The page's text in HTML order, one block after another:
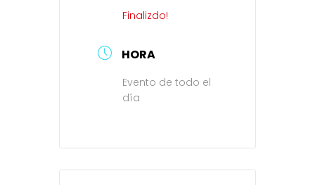
Finalizdo!
HORA
Evento de todo el
día